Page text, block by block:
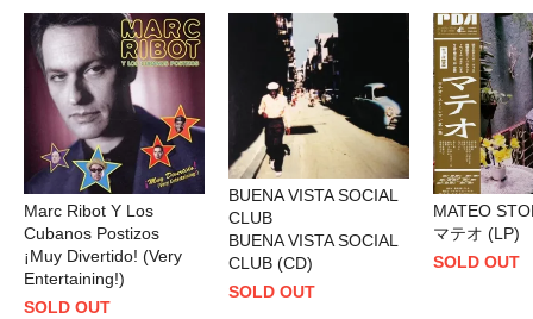
Marc Ribot Y Los
Cubanos Postizos
¡Muy Divertido! (Very
Entertaining!)
SOLD OUT
BUENA VISTA SOCIAL
CLUB
BUENA VISTA SOCIAL
CLUB (CD)
SOLD OUT
MATEO
マテオ (LP)
SOLD OUT